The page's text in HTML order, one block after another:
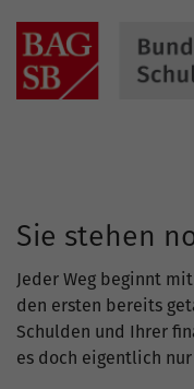
Navigation schließen
IMPRESSUM
Sie stehen
Jeder Weg beginnt
den ersten bereits
Schulden und Ihrer
es doch eigentlich